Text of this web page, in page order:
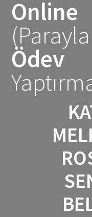
Online
(Parayla
Ödev